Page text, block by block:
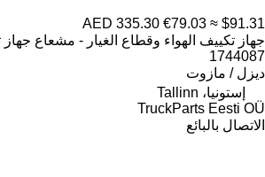
AED 335.30 €79.03 ≈ $91.31
جهاز تكييف الهواء وقطاع الغيار - مشعاع جهاز
1744087
ديزل / مازوت
إستونيا، Tallinn
TruckParts Eesti OÜ
الاتصال بالبائع